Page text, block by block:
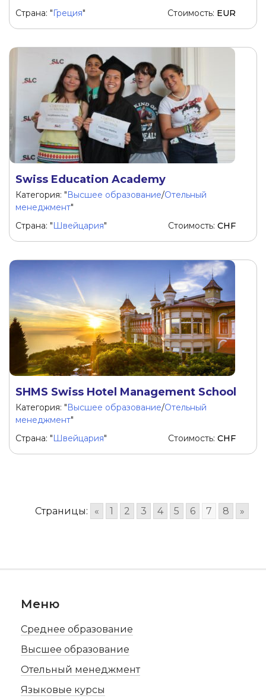
Страна: "Греция" Стоимость: EUR
Swiss Education Academy
Категория: "Высшее образование/Отельный
менеджмент"
Страна: "Швейцария" Стоимость: CHF
SHMS Swiss Hotel Management School
Категория: "Высшее образование/Отельный
менеджмент"
Страна: "Швейцария" Стоимость: CHF
Страницы: « 1 2 3 4 5 6 7 8 »
Меню
Среднее образование
Высшее образование
Отельный менеджмент
Языковые курсы